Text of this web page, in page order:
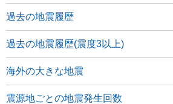
過去の地震履歴
過去の地震履歴(震度3以上)
海外の大きな地震
震源地ごとの地震発生回数